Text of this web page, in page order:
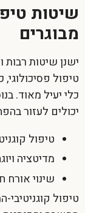
שיטות
מבוגרים
ישנן שיטות רבות
טיפול פסיכולוגי,
כלי יעיל מאוד.
יכולים לעזור
טיפול
מדיטציה
שינוי אורח
טיפול